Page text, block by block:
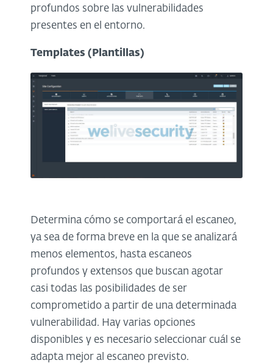
profundos sobre las vulnerabilidades
presentes en el entorno.
Templates (Plantillas)
Determina cómo se comportará el escaneo,
ya sea de forma breve en la que se analizará
menos elementos, hasta escaneos
profundos y extensos que buscan agotar
casi todas las posibilidades de ser
comprometido a partir de una determinada
vulnerabilidad. Hay varias opciones
disponibles y es necesario seleccionar cuál se
adapta mejor al escaneo previsto.